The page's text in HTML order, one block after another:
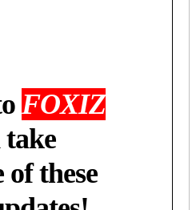
FOXIZ
of these